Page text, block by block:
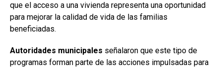
que el acceso a una vivienda representa una oportunidad
para mejorar la calidad de vida de las familias
beneficiadas.
Autoridades municipales señalaron que este tipo de
programas forman parte de las acciones impulsadas para